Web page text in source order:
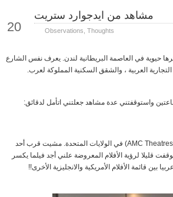
20
مشاهد من ايدجوارد ستريت
Observations Thoughts
حيوية في العاصمة البريطانية لندن. يعرف نفس الشارع
العربية ، والشقق السكنية المملوكة لعرب.
واستوقفتني عدة مشاهد جعلتني اتأمل لدقائق:
(AMC Theatres في الولايات المتحدة. مشيت قرب أحد
قليلا لرؤية الأفلام المعروضة علني أجد فيلما يكسر
بين قائمة الأفلام الأمريكية والانجليزية الأخرى!!